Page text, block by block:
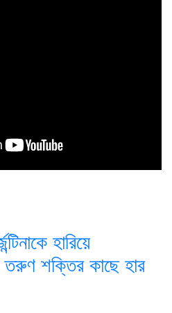
হারিয়ে
তরুণ শক্তির কাছে হার